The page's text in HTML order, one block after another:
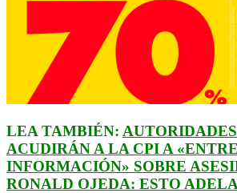
LEA TAMBIÉN:
ACUDIRÁN A LA CPI A
INFORMACIÓN» SOBRE
RONALD OJEDA: ESTO